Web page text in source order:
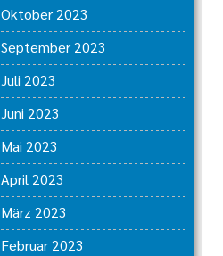
Oktober 2023
September 2023
Juli 2023
Juni 2023
Mai 2023
April 2023
März 2023
Februar 2023